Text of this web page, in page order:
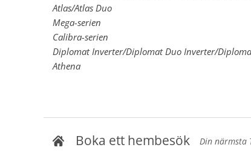
Atlas/Atlas Duo
Mega-serien
Calibra-serien
Diplomat Inverter/Diplomat Duo Inverter/
Athena
Boka ett hembesök Din närmsta